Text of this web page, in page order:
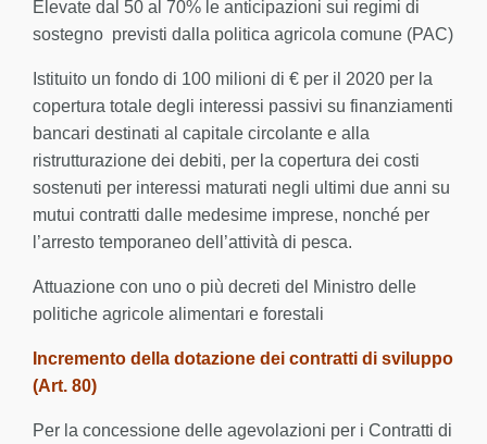
Elevate dal 50 al 70% le anticipazioni sui regimi di
sostegno previsti dalla politica agricola comune (PAC)
Istituito un fondo di 100 milioni di € per il 2020 per la
copertura totale degli interessi passivi su finanziamenti
bancari destinati al capitale circolante e alla
ristrutturazione dei debiti, per la copertura dei costi
sostenuti per interessi maturati negli ultimi due anni su
mutui contratti dalle medesime imprese, nonché per
l’arresto temporaneo dell’attività di pesca.
Attuazione con uno o più decreti del Ministro delle
politiche agricole alimentari e forestali
Incremento della dotazione dei contratti di sviluppo
(Art. 80)
Per la concessione delle agevolazioni per i Contratti di